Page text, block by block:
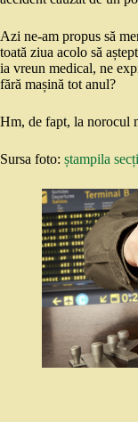
Azi ne-am propus să
toată ziua acolo să
ia vreun medical, ne
fără mașină tot anul?
Hm, de fapt, la norocul
Sursa foto: ștampila